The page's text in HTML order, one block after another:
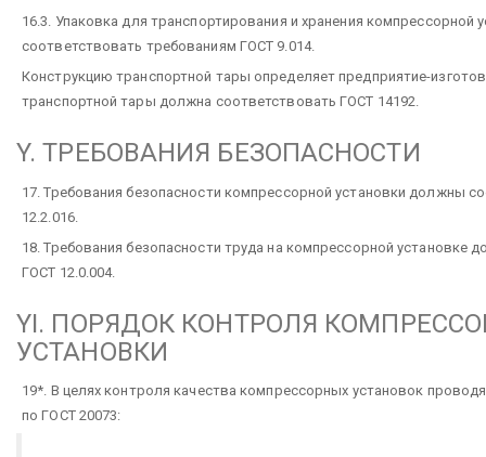
16.3. Упаковка для транспортирования и хранения компрессорной
соответствовать требованиям ГОСТ 9.014.
Конструкцию транспортной тары определяет предприятие-
транспортной тары должна соответствовать ГОСТ 14192.
Y. ТРЕБОВАНИЯ БЕЗОПАСНОСТИ
17. Требования безопасности компрессорной установки должны
12.2.016.
18. Требования безопасности труда на компрессорной установке
ГОСТ 12.0.004.
YI. ПОРЯДОК КОНТРОЛЯ
УСТАНОВКИ
19*. В целях контроля качества компрессорных установок
по ГОСТ 20073: